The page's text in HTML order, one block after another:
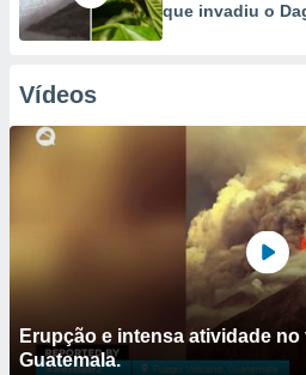
que invadiu o
Vídeos
Erupção e intensa atividade
Guatemala.